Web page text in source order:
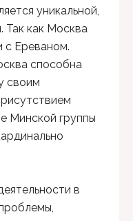
уникальной,
Так как Москва
с Ереваном.
способна
своим
Минской группы
в